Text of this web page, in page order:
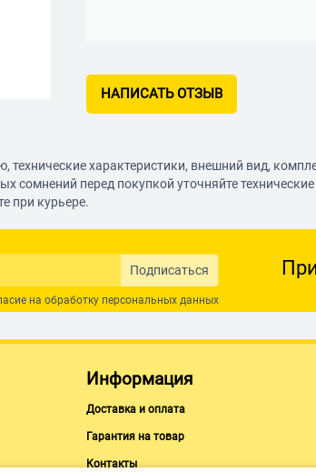
НАПИСАТЬ ОТЗЫВ
характеристики, внешний вид,
сомнений перед покупкой уточняйте
при курьере.
Подписаться
на обработку персональных данных
Информация
Доставка и оплата
Гарантия на товар
Контакты